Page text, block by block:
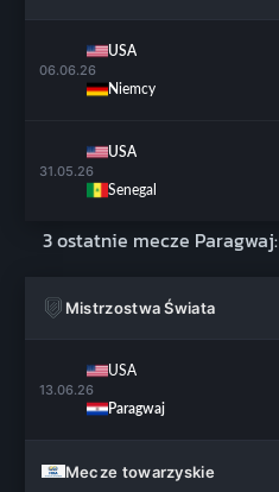
06.06.26
USA
Niemcy
31.05.26
USA
Senegal
3 ostatnie mecze Paragwaj:
Mistrzostwa Świata
13.06.26
USA
Paragwaj
Mecze towarzyskie